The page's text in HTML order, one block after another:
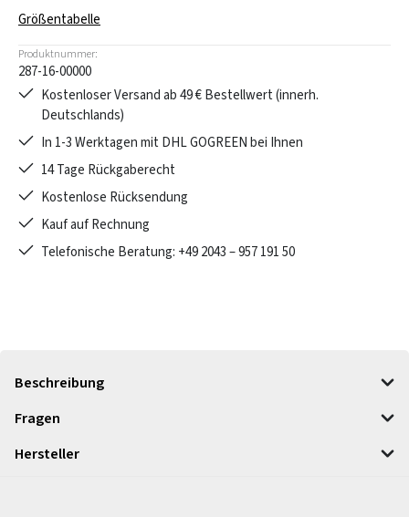
Größentabelle
Produktnummer:
287-16-00000
Kostenloser Versand ab 49 € Bestellwert (innerh.
Deutschlands)
In 1-3 Werktagen mit DHL GOGREEN bei Ihnen
14 Tage Rückgaberecht
Kostenlose Rücksendung
Kauf auf Rechnung
Telefonische Beratung: +49 2043 – 957 191 50
Beschreibung
Fragen
Hersteller